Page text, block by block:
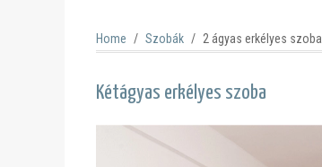
Home Szobák 2 ágyas erkélyes szoba
Kétágyas erkélyes szoba